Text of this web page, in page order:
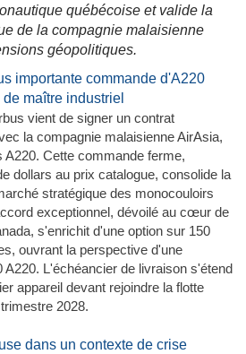
québécoise et valide la
de la compagnie malaisienne
géopolitiques.
importante commande d'A220
maître industriel
vient de signer un contrat
la compagnie malaisienne AirAsia,
A220. Cette commande ferme,
dollars au prix catalogue, consolide la
stratégique des monocouloirs
exceptionnel, dévoilé au cœur de
s'enrichit d'une option sur 150
ouvrant la perspective d'une
A220. L'échéancier de livraison s'étend
appareil devant rejoindre la flotte
2028.
dans un contexte de crise